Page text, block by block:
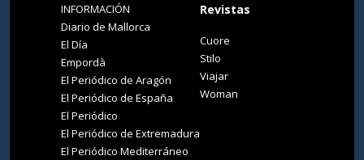
INFORMACIÓN
Diario de Mallorca
El Día
Empordà
El Periódico de Aragón
El Periódico de España
El Periódico
El Periódico de Extremadura
El Periódico Mediterráneo
Revistas
Cuore
Stilo
Viajar
Woman